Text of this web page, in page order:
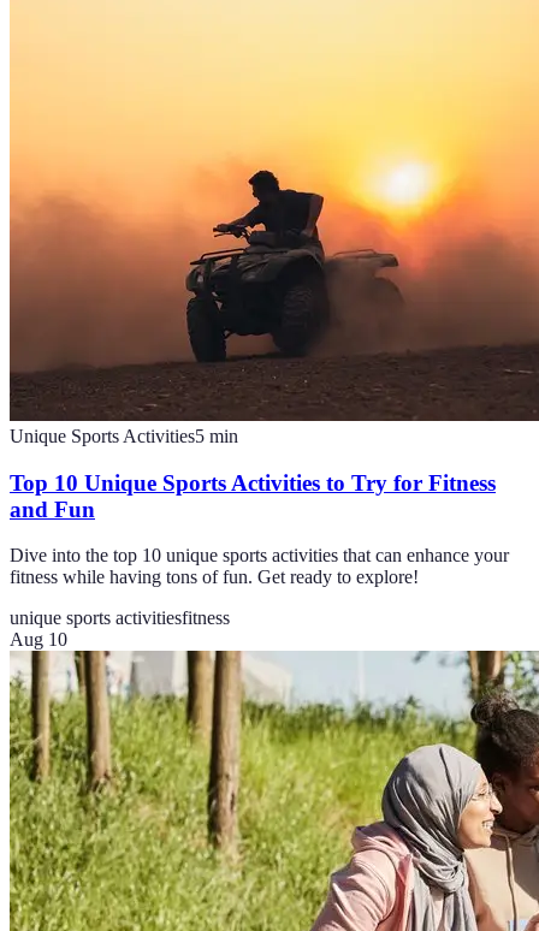
Unique Sports Activities5 min
Top 10 Unique Sports Activities to Try for Fitness
and Fun
Dive into the top 10 unique sports activities that can enhance your
fitness while having tons of fun. Get ready to explore!
unique sports activitiesfitness
Aug 10